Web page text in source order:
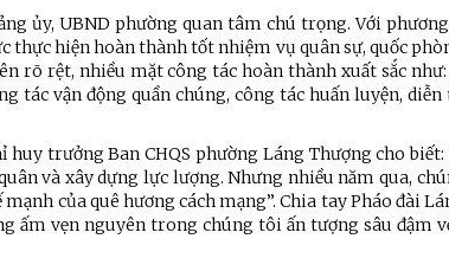
ủy, UBND phường quan tâm chú trọng. Với
thực hiện hoàn thành tốt nhiệm vụ quân sự, quốc
rõ rệt, nhiều mặt công tác hoàn thành xuất sắc
tác vận động quần chúng, công tác huấn luyện, diễn
trưởng Ban CHQS phường Láng Thượng cho
và xây dựng lực lượng. Nhưng nhiều năm qua,
của quê hương cách mạng”. Chia tay Pháo đài
ấm vẹn nguyên trong chúng tôi ấn tượng sâu đậm